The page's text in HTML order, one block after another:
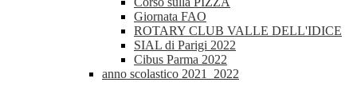
Giornata FAO
ROTARY CLUB VALLE DELL'IDICE
SIAL di Parigi 2022
Cibus Parma 2022
anno scolastico 2021_2022